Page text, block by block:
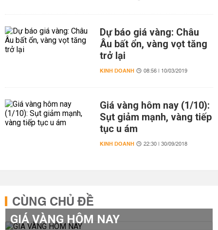
Dự báo giá vàng: Châu
Âu bất ổn, vàng vọt tăng
trở lại
KINH DOANH 08:56 | 10/03/2019
Giá vàng hôm nay (1/10):
Sụt giảm mạnh, vàng tiếp
tục u ám
KINH DOANH 22:30 | 30/09/2018
CÙNG CHỦ ĐỀ
GIÁ VÀNG HÔM NAY